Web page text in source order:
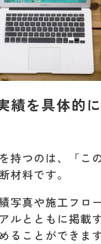
績を具体的
持つのは、「こ
材料です。
写真や施工フロ
ルとともに掲載
ることができます